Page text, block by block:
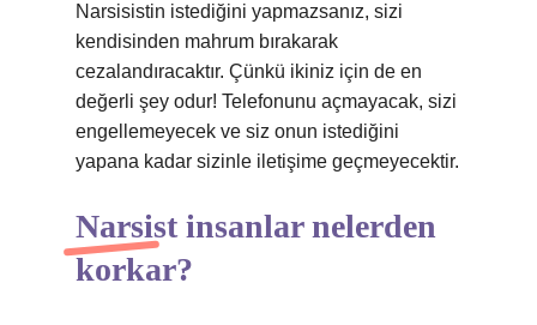
Narsisistin istediğini yapmazsanız, sizi
kendisinden mahrum bırakarak
cezalandıracaktır. Çünkü ikiniz için de en
değerli şey odur! Telefonunu açmayacak, sizi
engellemeyecek ve siz onun istediğini
yapana kadar sizinle iletişime geçmeyecektir.
Narsist insanlar nelerden
korkar?